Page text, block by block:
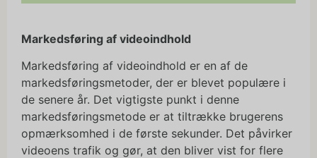
Markedsføring af videoindhold
Markedsføring af videoindhold er en af de
markedsføringsmetoder, der er blevet populære i
de senere år. Det vigtigste punkt i denne
markedsføringsmetode er at tiltrække brugerens
opmærksomhed i de første sekunder. Det påvirker
videoens trafik og gør, at den bliver vist for flere